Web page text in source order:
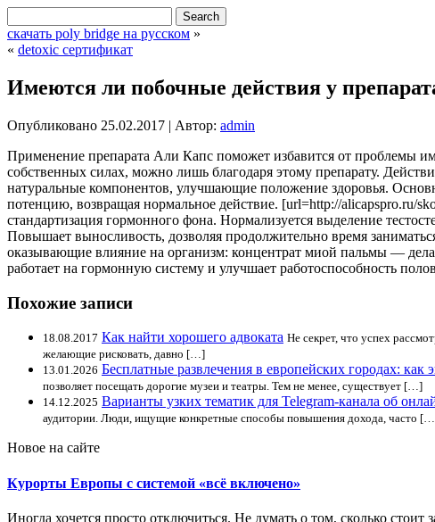
скачать poly bridge на русском »
« detoxic сертификат
Имеются ли побочные действия у
Опубликовано 25.02.2017 | Автор: admin
Применение препарата Али Капс поможет избавится от проблемы
собственных силах, можно лишь благодаря этому препарату.
натуральные компонентов, улучшающие положение здоровья.
потенцию, возвращая нормальное действие. [url=http://alicapspro.ru/
стандартизация гормонного фона. Нормализуется выделение
Повышает выносливость, дозволяя продолжительно время
оказывающие влияние на организм: концентрат миой пальмы —
работает на гормонную систему и улучшает работоспособность
Похожие записи
18.08.2017 Как найти хорошего адвоката Не секрет, что успех
желающие рисковать, давно […]
13.01.2026 Бесплатные развлечения в европейских городах: как
позволяет посещать дорогие музеи и театры. Тем не менее, существует […]
14.12.2025 Варианты узких тематик для Telegram-канала об
аудитории. Люди, ищущие конкретные способы повышения дохода, часто
Новое на сайте
Курорты Европы с системой «всё включено»
Иногда хочется просто отключиться. Не думать о том, сколько стоит